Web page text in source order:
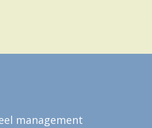
management